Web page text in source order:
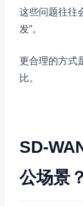
这些问题往往
发”。
更合理的方式
比。
SD-
公场景？